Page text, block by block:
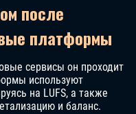
после
платформы
сервисы он проходит
используют
на LUFS, а также
и баланс.